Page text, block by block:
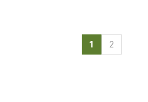
1 2